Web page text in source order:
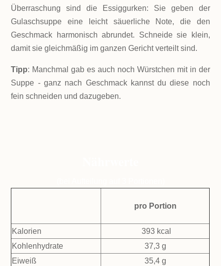
Überraschung sind die Essiggurken: Sie geben der
Gulaschsuppe eine leicht säuerliche Note, die den
Geschmack harmonisch abrundet. Schneide sie klein,
damit sie gleichmäßig im ganzen Gericht verteilt sind.
Tipp: Manchmal gab es auch noch Würstchen mit in der
Suppe - ganz nach Geschmack kannst du diese noch
fein schneiden und dazugeben.
pro Portion
Kalorien
393 kcal
Kohlenhydrate
37,3 g
Eiweiß
35,4 g